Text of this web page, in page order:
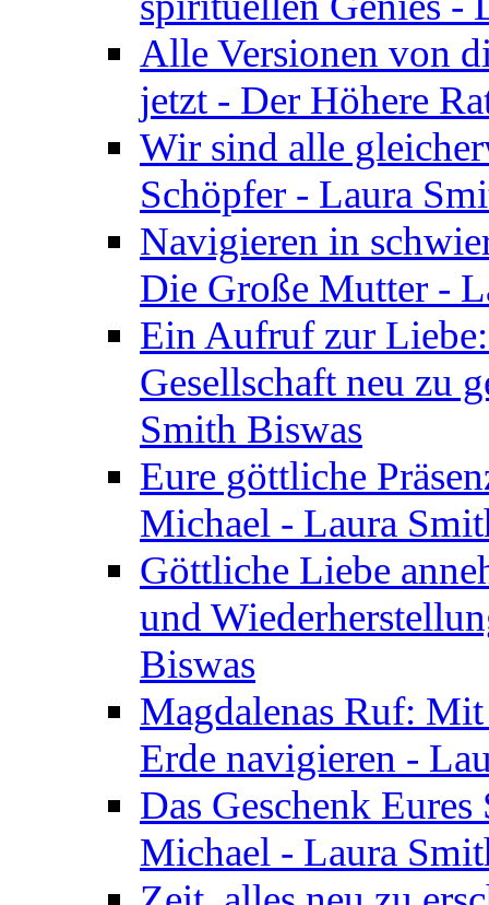
Alle Versionen von
jetzt - Der Höhere
Wir sind alle
Schöpfer - Laura
Navigieren in
Die Große Mutter -
Ein Aufruf zur
Gesellschaft neu zu
Smith Biswas
Eure göttliche
Michael - Laura
Göttliche Liebe
und
Biswas
Magdalenas Ruf:
Erde navigieren -
Das Geschenk
Michael - Laura